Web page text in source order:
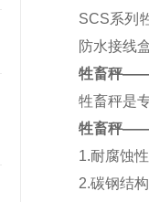
SCS系列
防水接线
牲畜秤——
牲畜秤是
牲畜秤——
1.耐腐蚀
2.碳钢结